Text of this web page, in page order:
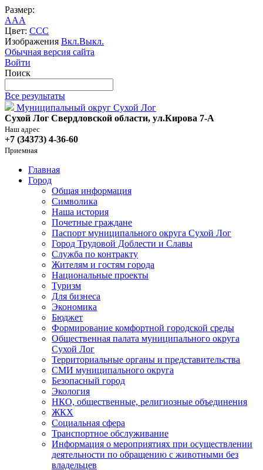
Размер:
AAA
Цвет: CCC
Изображения Вкл.Выкл.
Обычная версия сайта
Войти
Поиск
Все результаты
Муниципальный округ Сухой Лог
Сухой Лог Свердловской области, ул.Кирова 7-А
Наш адрес
+7 (34373) 4-36-60
Приемная
Главная
Город
Общая информация
Символика
Наша история
Почетные граждане
Паспорт муниципального округа Сухой Лог
Город Трудовой Доблести и Славы
Служба по контракту
Жителям и гостям города
Национальные проекты
Туризм
Для бизнеса
Экономика
Бюджет
Формирование комфортной городской среды
Общественная палата муниципального округа
Сухой Лог
Территориальные органы и представительства
СМИ муниципального округа
Безопасный город
Экология
НКО, общественные, религиозные объединения
ЖКХ
Социальная сфера
Транспортное обслуживание
Информация о мероприятиях при осуществлении
деятельности по обращению с животными без
владельцев